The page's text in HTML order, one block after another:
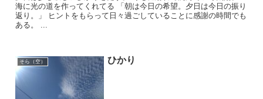
海に光の道を作ってくれてる 「朝は今日の希望。夕日は今日の振り
返り。」 ヒントをもらって日々過ごしていることに感謝の時間でも
ある。 ...
そら（空） ひかり